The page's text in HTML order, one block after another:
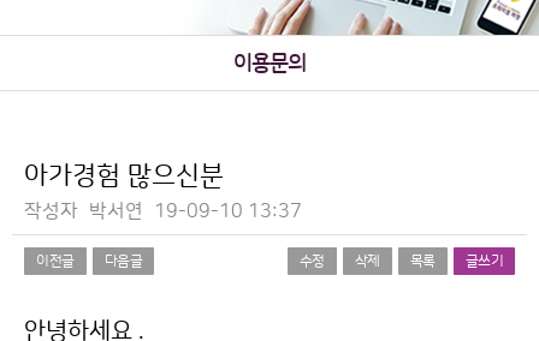
이용문의
아가경험 많으신분
작성자 박서연 19-09-10 13:37
이전글 다음글 수정 삭제 목록 글쓰기
본문
안녕하세요 .